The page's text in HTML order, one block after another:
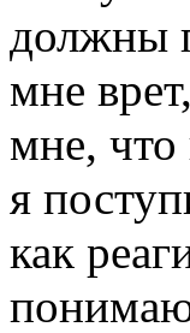
должны
мне
мне, что
я
как